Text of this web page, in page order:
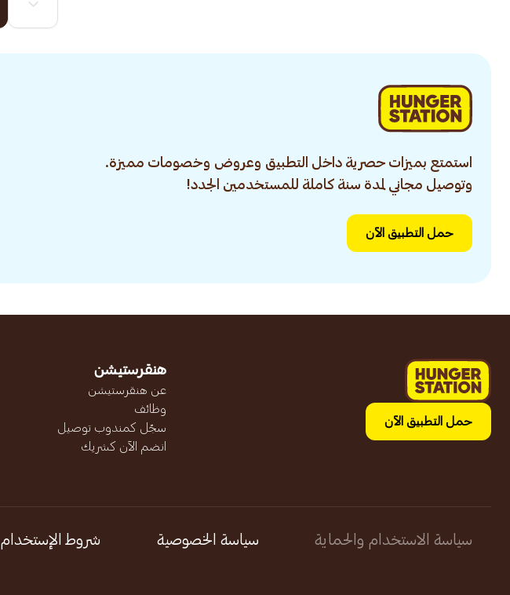
استمتع بميزات حصرية داخل التطبيق وعروض وخصومات مميزة.
وتوصيل مجاني لمدة سنة كاملة للمستخدمين الجدد!
حمل التطبيق الآن
حمل التطبيق الآن
هنقرستيشن
عن هنقرستيشن
وظائف
سجّل كمندوب توصيل
انضم الآن كشريك
سياسة الاستخدام والحماية سياسة الخصوصية شروط الإستخدام